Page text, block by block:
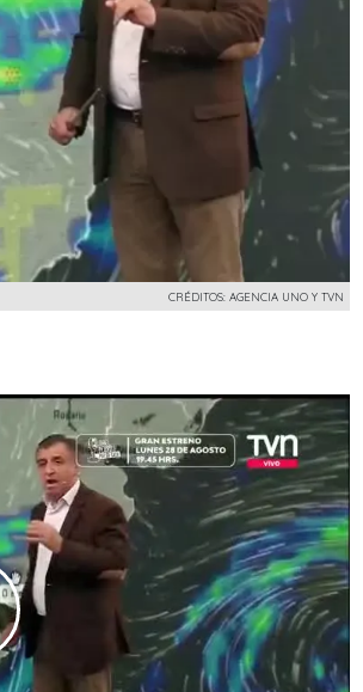
CRÉDITOS: AGENCIA UNO Y TVN